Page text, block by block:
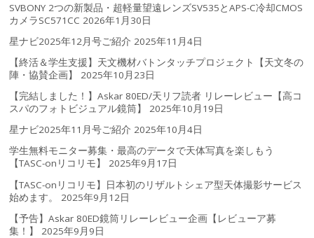
SVBONY 2つの新製品・超軽量望遠レンズSV535とAPS-C冷却CMOS
カメラSC571CC 2026年1月30日
星ナビ2025年12月号ご紹介 2025年11月4日
【終活＆学生支援】天文機材バトンタッチプロジェクト【天文冬の
陣・協賛企画】
2025年10月23日
【完結しました！】Askar 80ED/天リフ読者 リレーレビュー【高コ
スパのフォトビジュアル鏡筒】
2025年10月19日
星ナビ2025年11月号ご紹介 2025年10月4日
学生無料モニター募集・最高のデータで天体写真を楽しもう
【TASC-onリコリモ】
2025年9月17日
【TASC-onリコリモ】日本初のリザルトシェア型天体撮影サービス
始めます。
2025年9月12日
【予告】Askar 80ED鏡筒リレーレビュー企画【レビューア募
集！】
2025年9月9日